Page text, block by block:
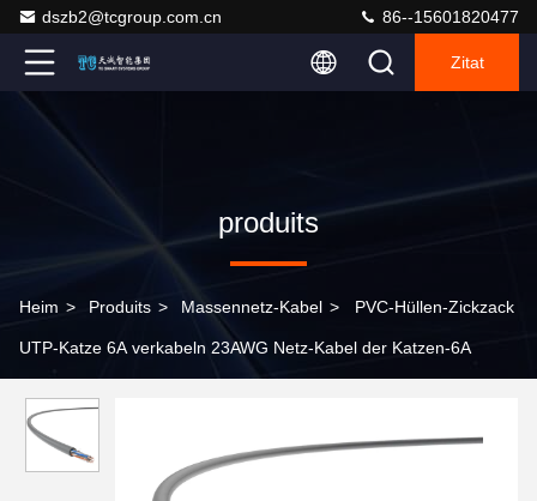
dszb2@tcgroup.com.cn 86--15601820477
Zitat
produits
Heim > Produits > Massennetz-Kabel > PVC-Hüllen-Zickzack
UTP-Katze 6A verkabeln 23AWG Netz-Kabel der Katzen-6A